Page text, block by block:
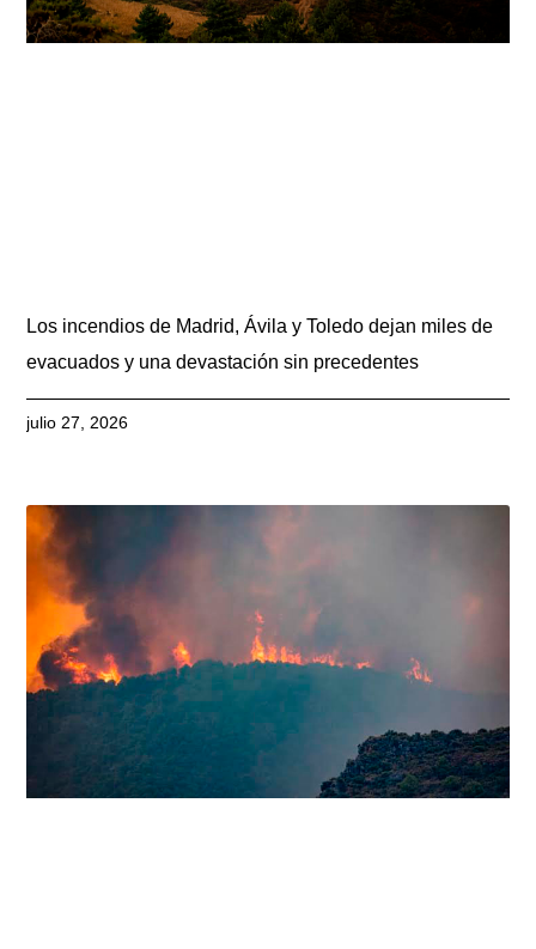
Los incendios de Madrid, Ávila y Toledo dejan miles de
evacuados y una devastación sin precedentes
julio 27, 2026